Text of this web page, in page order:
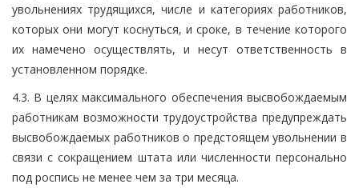
увольнениях трудящихся, числе и категориях работников,
которых они могут коснуться, и сроке, в течение которого
их намечено осуществлять, и несут ответственность в
установленном порядке.
4.3. В целях максимального обеспечения высвобождаемым
работникам возможности трудоустройства предупреждать
высвобождаемых работников о предстоящем увольнении в
связи с сокращением штата или численности персонально
под роспись не менее чем за три месяца.